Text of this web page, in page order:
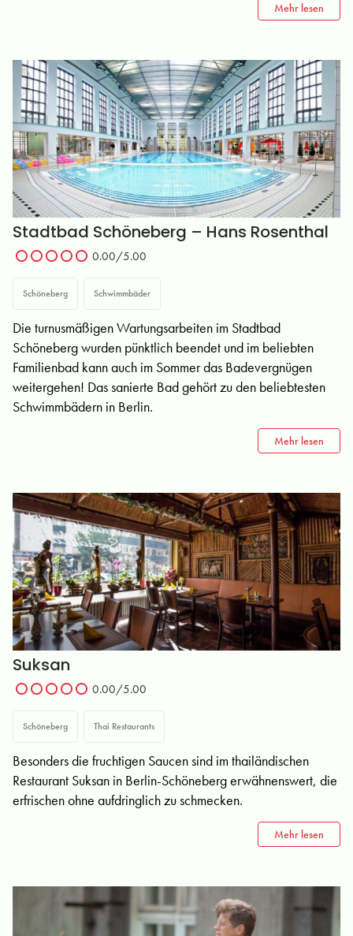
Mehr lesen
Stadtbad Schöneberg – Hans Rosenthal
0.00/5.00
Schöneberg Schwimmbäder
Die turnusmäßigen Wartungsarbeiten im Stadtbad
Schöneberg wurden pünktlich beendet und im beliebten
Familienbad kann auch im Sommer das Badevergnügen
weitergehen! Das sanierte Bad gehört zu den beliebtesten
Schwimmbädern in Berlin.
Mehr lesen
Suksan
0.00/5.00
Schöneberg Thai Restaurants
Besonders die fruchtigen Saucen sind im thailändischen
Restaurant Suksan in Berlin-Schöneberg erwähnenswert, die
erfrischen ohne aufdringlich zu schmecken.
Mehr lesen